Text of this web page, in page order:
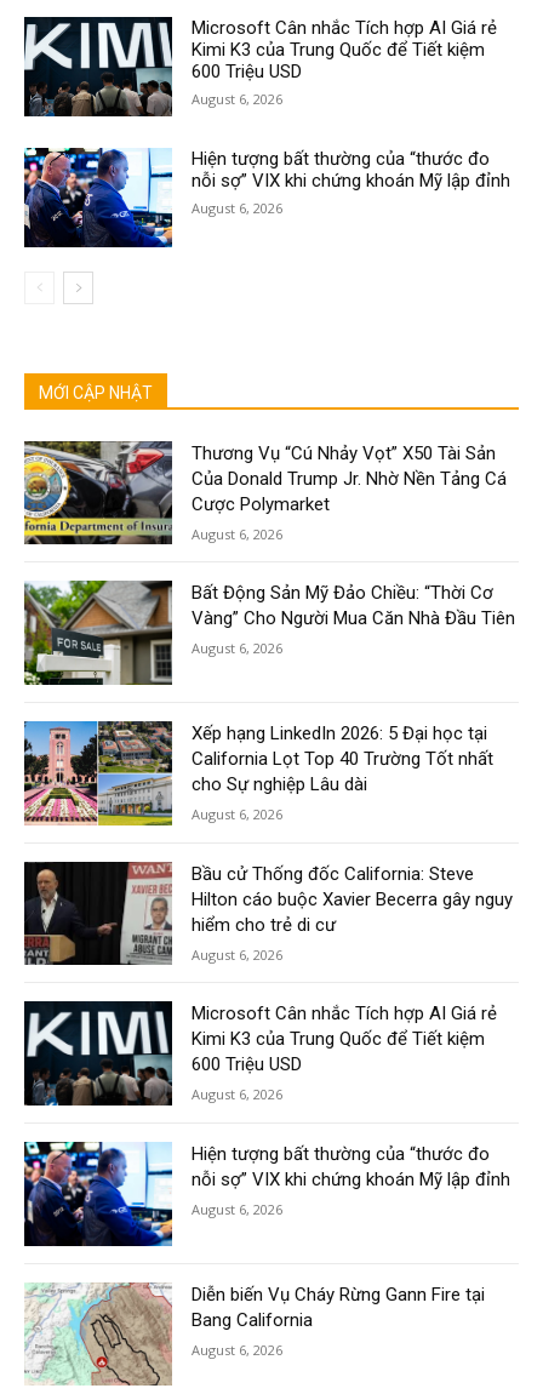
Microsoft Cân nhắc Tích hợp AI Giá rẻ
Kimi K3 của Trung Quốc để Tiết kiệm
600 Triệu USD
August 6, 2026
Hiện tượng bất thường của “thước đo
nỗi sợ” VIX khi chứng khoán Mỹ lập đỉnh
August 6, 2026
MỚI CẬP NHẬT
Thương Vụ “Cú Nhảy Vọt” X50 Tài Sản
Của Donald Trump Jr. Nhờ Nền Tảng Cá
Cược Polymarket
August 6, 2026
Bất Động Sản Mỹ Đảo Chiều: “Thời Cơ
Vàng” Cho Người Mua Căn Nhà Đầu Tiên
August 6, 2026
Xếp hạng LinkedIn 2026: 5 Đại học tại
California Lọt Top 40 Trường Tốt nhất
cho Sự nghiệp Lâu dài
August 6, 2026
Bầu cử Thống đốc California: Steve
Hilton cáo buộc Xavier Becerra gây nguy
hiểm cho trẻ di cư
August 6, 2026
Microsoft Cân nhắc Tích hợp AI Giá rẻ
Kimi K3 của Trung Quốc để Tiết kiệm
600 Triệu USD
August 6, 2026
Hiện tượng bất thường của “thước đo
nỗi sợ” VIX khi chứng khoán Mỹ lập đỉnh
August 6, 2026
Diễn biến Vụ Cháy Rừng Gann Fire tại
Bang California
August 6, 2026